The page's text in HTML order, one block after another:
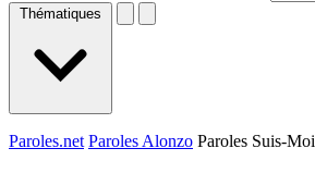
Thématiques
Paroles.net Paroles Alonzo Paroles Suis-Moi